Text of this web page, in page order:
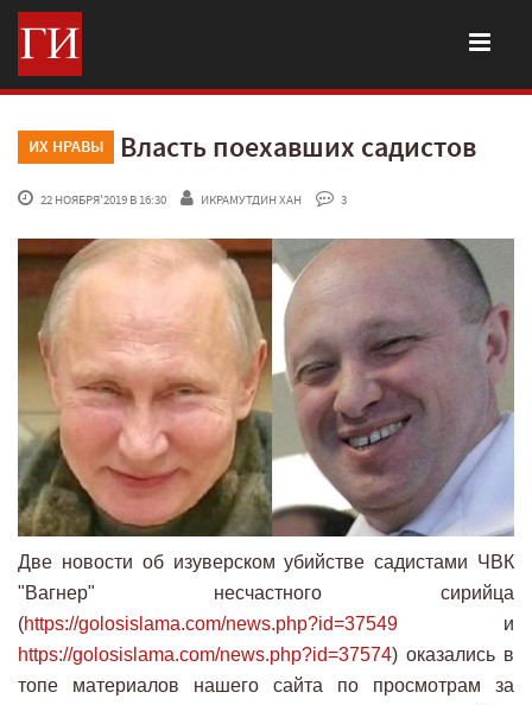
ИХ НРАВЫ Власть поехавших садистов
22 НОЯБРЯ'2019 В 16:30 ИКРАМУТДИН ХАН 3
Две новости об изуверском убийстве садистами ЧВК
"Вагнер" несчастного сирийца
(https://golosislama.com/news.php?id=37549 и
https://golosislama.com/news.php?id=37574) оказались в
топе материалов нашего сайта по просмотрам за